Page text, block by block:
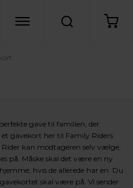
gave til familien, der
gavekort her til Family Riders
kan modtageren selv vælge,
på. Måske skal det være en ny
hvis de allerede har en. Du
skal være på. Vi sender